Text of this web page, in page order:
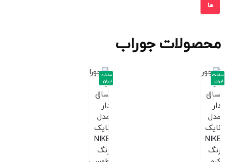
ها
محصولات جوراب
ساخت
ایران
ساخت
ایران